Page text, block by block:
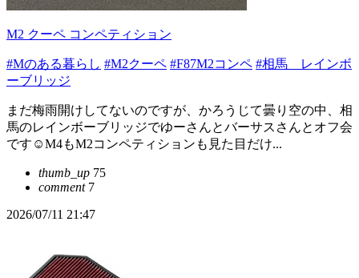
M2 クーペ コンペティション
#Mのある暮らし #M2クーペ #F87M2コンペ #相馬 レインボ
ーブリッジ
まだ梅雨開けしてないのですが、かろうじて曇り空の中、相
馬のレインボーブリッジでゆーさんとバーサスさんとオフ会
です☺️M4もM2コンペティションも見た目だけ...
thumb_up 75
comment7
2026/07/11 21:47